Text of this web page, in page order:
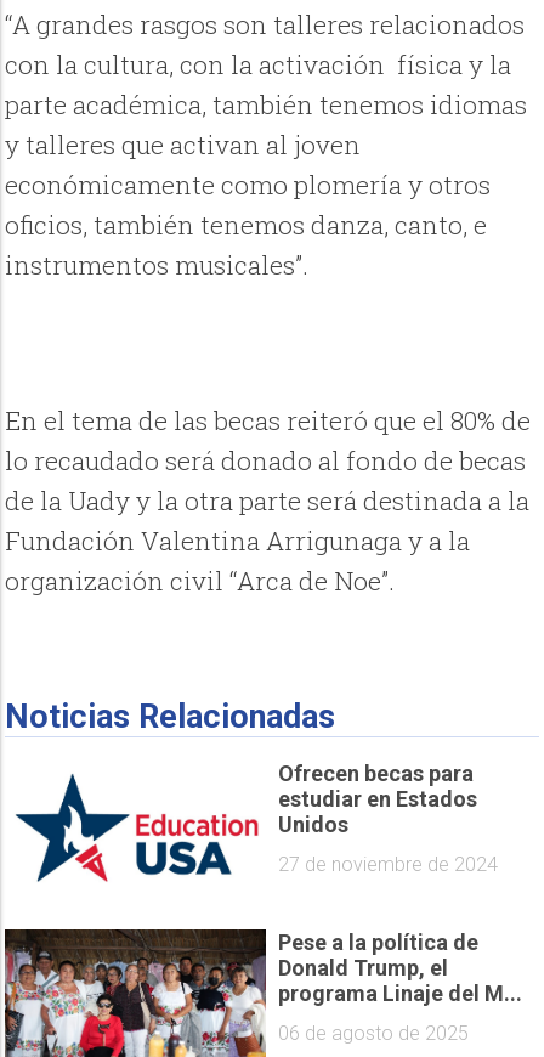
“A grandes rasgos son talleres relacionados
con la cultura, con la activación física y la
parte académica, también tenemos idiomas
y talleres que activan al joven
económicamente como plomería y otros
oficios, también tenemos danza, canto, e
instrumentos musicales”.
En el tema de las becas reiteró que el 80% de
lo recaudado será donado al fondo de becas
de la Uady y la otra parte será destinada a la
Fundación Valentina Arrigunaga y a la
organización civil “Arca de Noe”.
Noticias Relacionadas
Ofrecen becas para
estudiar en Estados
Unidos
27 de noviembre de 2024
Pese a la política de
Donald Trump, el
programa Linaje del M...
06 de agosto de 2025